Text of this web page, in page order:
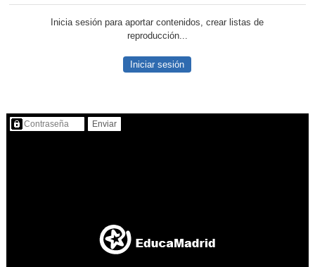
Inicia sesión para aportar contenidos, crear listas de
reproducción...
Iniciar sesión
Contenido protegido…